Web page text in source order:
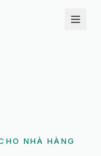
NHÀ HÀNG